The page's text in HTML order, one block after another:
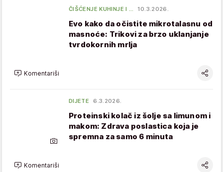
ČIŠĆENJE KUHINJE I … 10.3.2026.
Evo kako da očistite mikrotalasnu od
masnoće: Trikovi za brzo uklanjanje
tvrdokornih mrlja
Komentariši
DIJETE 6.3.2026.
Proteinski kolač iz šolje sa limunom i
makom: Zdrava poslastica koja je
spremna za samo 6 minuta
Komentariši